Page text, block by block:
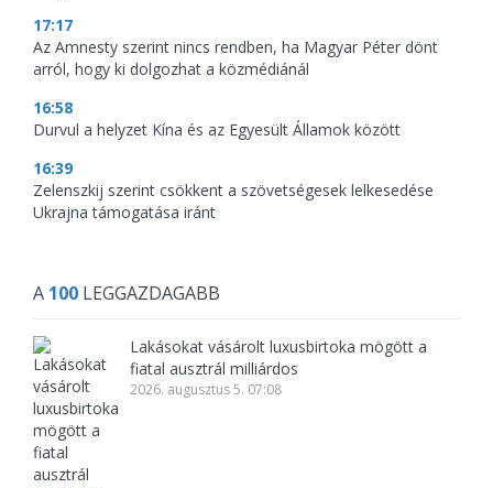
17:17
Az Amnesty szerint nincs rendben, ha Magyar Péter dönt
arról, hogy ki dolgozhat a közmédiánál
16:58
Durvul a helyzet Kína és az Egyesült Államok között
16:39
Zelenszkij szerint csökkent a szövetségesek lelkesedése
Ukrajna támogatása iránt
A 100 LEGGAZDAGABB
Lakásokat vásárolt luxusbirtoka mögött a
fiatal ausztrál milliárdos
2026. augusztus 5. 07:08